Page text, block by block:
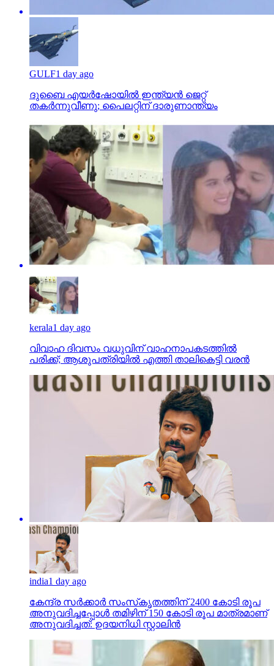
GULF1 day ago
ദുബൈ എയര്‍ഷോയില്‍ ഇന്ത്യന്‍ ജെറ്റ്
തകര്‍ന്നുവീണു; പൈലറ്റിന് ദാരുണാന്ത്യം
kerala1 day ago
വിവാഹ ദിവസം വധുവിന് വാഹനാപകടത്തില്‍
പരിക്ക്; ആശുപത്രിയില്‍ എത്തി താലികെട്ടി വരന്‍
india1 day ago
കേന്ദ്ര സര്‍ക്കാര്‍ സംസ്‌കൃതത്തിന് 2400 കോടി രൂപ
അനുവദിച്ചപ്പോള്‍ തമിഴിന് 150 കോടി രൂപ മാത്രമാണ്
അനുവദിച്ചത്: ഉദയനിധി സ്റ്റാലിന്‍